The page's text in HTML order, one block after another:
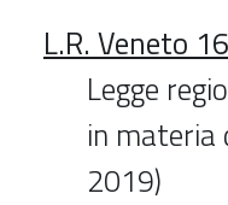
L.R. Veneto
Legge
in
2019)